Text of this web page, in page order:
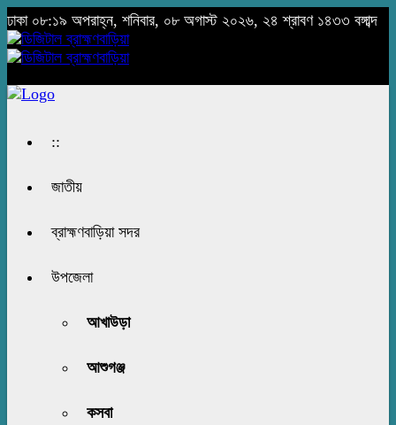
ঢাকা ০৮:১৯ অপরাহ্ন, শনিবার, ০৮ অগাস্ট ২০২৬, ২৪ শ্রাবণ ১৪৩৩ বঙ্গাব্দ
::
জাতীয়
ব্রাহ্মণবাড়িয়া সদর
উপজেলা
আখাউড়া
আশুগঞ্জ
কসবা